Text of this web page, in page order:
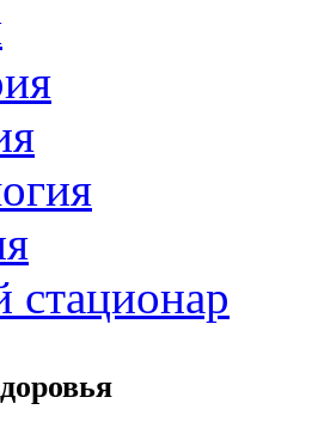
стационар